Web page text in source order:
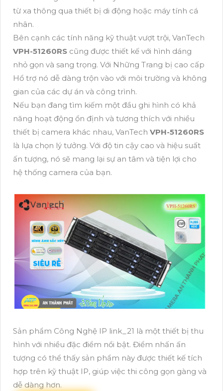
từ xa thông qua thiết bị di động hoặc máy tính cá
nhân.
Bên cạnh các tính năng kỹ thuật vượt trội, VanTech
VPH-51260RS cũng được thiết kế với hình dáng
nhỏ gọn và sang trọng. Với Những Trang bị cao cấp
Hổ trợ nó dễ dàng trộn vào với môi trường và không
gian của các dự án và công trình.
Nếu bạn đang tìm kiếm một đầu ghi hình có khả
năng hoạt động ổn định và tương thích với nhiều
thiết bị camera khác nhau, VanTech VPH-51260RS
là lựa chọn lý tưởng. Với độ tin cậy cao và hiệu suất
ấn tượng, nó sẽ mang lại sự an tâm và tiện lợi cho
hệ thống camera của bạn.
Sản phẩm Công Nghệ IP link_21 là một thiết bị thu
hình với nhiều đặc điểm nổi bật. Điểm nhấn ấn
tượng có thể thấy sản phẩm này được thiết kế tích
hợp trên kỹ thuật IP, giúp việc thi công gọn gàng và
dễ dàng hơn.